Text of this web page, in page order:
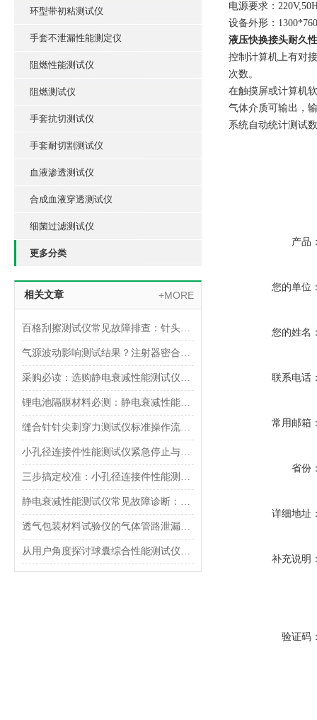
环型带初粘测试仪
手套不泄漏性能测定仪
阻燃性能测试仪
阻燃测试仪
手套抗切测试仪
手套耐切割测试仪
血液渗透测试仪
合成血液穿透测试仪
细菌过滤测试仪
更多分类
相关文章 +MORE
百格刮擦测试仪常见故障排查：针头磨损与运动轨迹偏移
气源波动影响测试结果？注射器密合性正压测试仪的稳压设计分析
采购必读：选购静电衰减性能测试仪的5个核心参数与避坑指南
锂电池隔膜材料必测：静电衰减性能测试仪的操作难点突破
缝合针针尖刺穿力测试仪标准操作流程（SOP）及实验员培训要点
小孔径连接件性能测试仪紧急停止与异常状态下的安全复位操作
三步搞定校准：小孔径连接件性能测试仪的每日开机自检流程详解
静电衰减性能测试仪常见故障诊断：充电不稳定与电位漂移排查
透气包装材料试验仪的气体管路泄漏防护与废气排放系统详解
从用户角度探讨球囊综合性能测试仪的故障问题
电源要求：
设备外形：
液压快换接头耐久
控制计算机上有对
次数。
在触摸屏或计算机
气体介质可输出，
系统自动统计测试
产品
您的单位
您的姓名
联系电话
常用邮箱
省份
详细地址
补充说明
验证码